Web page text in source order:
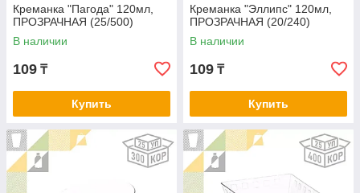
Креманка "Пагода" 120мл,
ПРОЗРАЧНАЯ (25/500)
В наличии
109 ₸
Купить
Креманка "Эллипс" 120мл,
ПРОЗРАЧНАЯ (20/240)
В наличии
109 ₸
Купить